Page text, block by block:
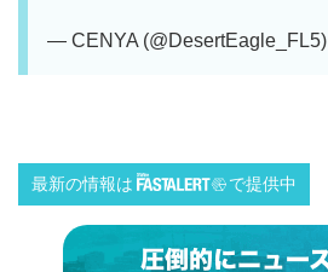
— CENYA (@DesertEagle_FL5)
最新の情報は で提供中